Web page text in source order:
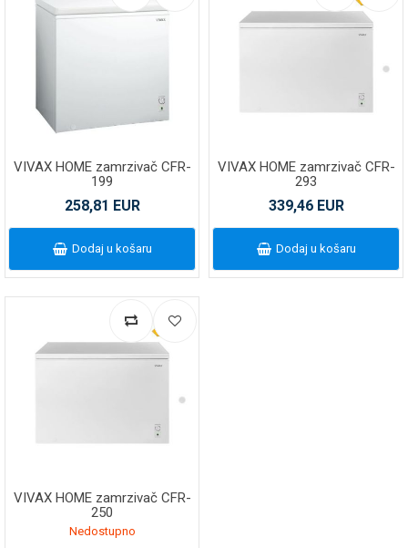
VIVAX HOME zamrzivač CFR-
199
258,81 EUR
Dodaj u košaru
VIVAX HOME zamrzivač CFR-
293
339,46 EUR
Dodaj u košaru
VIVAX HOME zamrzivač CFR-
250
Nedostupno